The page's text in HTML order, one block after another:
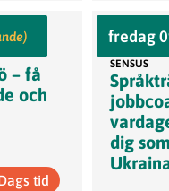
– få
och
tid
fredag
SENSUS
dig